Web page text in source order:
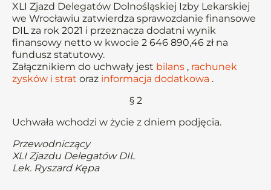
XLI Zjazd Delegatów Dolnośląskiej Izby Lekarskiej
we Wrocławiu zatwierdza sprawozdanie finansowe
DIL za rok 2021 i przeznacza dodatni wynik
finansowy netto w kwocie 2 646 890,46 zł na
fundusz statutowy.
Załącznikiem do uchwały jest bilans , rachunek
zysków i strat oraz informacja dodatkowa .
§ 2
Uchwała wchodzi w życie z dniem podjęcia.
Przewodniczący
XLI Zjazdu Delegatów DIL
Lek. Ryszard Kępa